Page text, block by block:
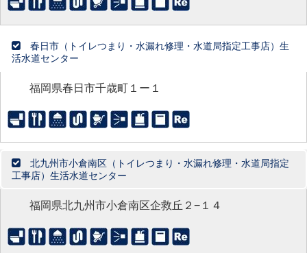
春日市（トイレつまり・水漏れ修理・水道局指定工事店）生
活水道センター
福岡県春日市千歳町１ー１
北九州市小倉南区（トイレつまり・水漏れ修理・水道局指定
工事店）生活水道センター
福岡県北九州市小倉南区企救丘２−１４